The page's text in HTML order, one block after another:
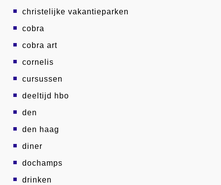
christelijke vakantieparken
cobra
cobra art
cornelis
cursussen
deeltijd hbo
den
den haag
diner
dochamps
drinken